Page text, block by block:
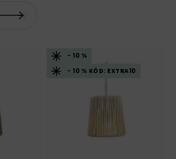
- 10 %
- 10 % KÓD: EXTRA10